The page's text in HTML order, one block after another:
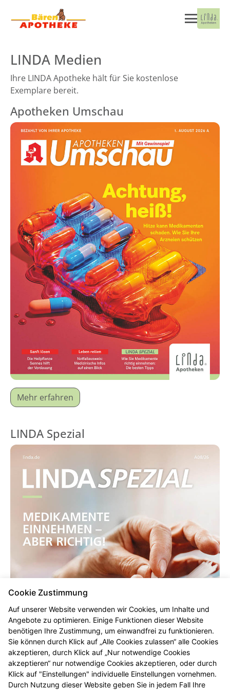
LINDA Medien
Ihre LINDA Apotheke hält für Sie kostenlose
Exemplare bereit.
Apotheken Umschau
Mehr erfahren
LINDA Spezial
Cookie Zustimmung
Auf unserer Website verwenden wir Cookies, um Inhalte und
Angebote zu optimieren. Einige Funktionen dieser Website
benötigen Ihre Zustimmung, um einwandfrei zu funktionieren.
Sie können durch Klick auf „Alle Cookies zulassen“ alle Cookies
akzeptieren, durch Klick auf „Nur notwendige Cookies
akzeptieren“ nur notwendige Cookies akzeptieren, oder durch
Klick auf "Einstellungen" individuelle Einstellungen vornehmen.
Durch Nutzung dieser Website geben Sie in jedem Fall Ihre